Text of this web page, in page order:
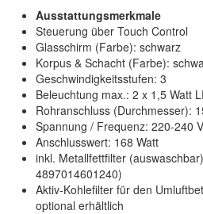
Ausstattungsmerkmale
Steuerung über Touch Control
Glasschirm (Farbe): schwarz
Korpus & Schacht (Farbe):
Geschwindigkeitsstufen: 3
Beleuchtung max.: 2 x 1,5 Watt
Rohranschluss (Durchmesser):
Spannung / Frequenz: 220-240
Anschlusswert: 168 Watt
inkl. Metallfettfilter
4897014601240)
Aktiv-Kohlefilter für den
optional erhältlich